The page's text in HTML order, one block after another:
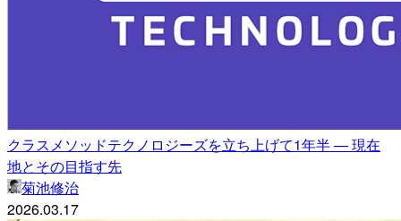
クラスメソッドテクノロジーズを立ち上げて1年半 — 現在
地とその目指す先
菊池修治
2026.03.17